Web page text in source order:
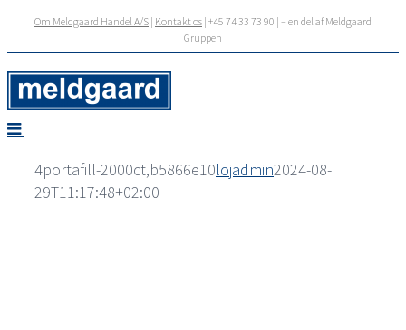
Om Meldgaard Handel A/S | Kontakt os | +45 74 33 73 90 | – en del af Meldgaard
Gruppen
4portafill-2000ct,b5866e10lojadmin2024-08-
29T11:17:48+02:00